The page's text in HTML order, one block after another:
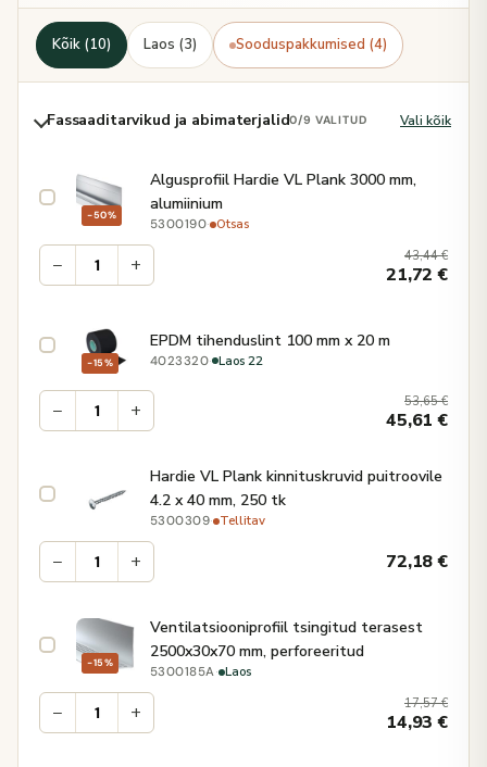
Kõik (10) Laos (3) Sooduspakkumised (4)
Fassaaditarvikud ja abimaterjalid0/9 VALITUD Vali kõik
−50%
Algusprofiil Hardie VL Plank 3000 mm,
alumiinium
5300190· Otsas
− + 43,44€
21,72€
−15%
EPDM tihenduslint 100 mm x 20 m
4023320· Laos 22
− + 53,65€
45,61€
Hardie VL Plank kinnituskruvid puitroovile
4.2 x 40 mm, 250 tk
5300309· Tellitav
− + 72,18€
−15%
Ventilatsiooniprofiil tsingitud terasest
2500x30x70 mm, perforeeritud
5300185A· Laos
− + 17,57€
14,93€